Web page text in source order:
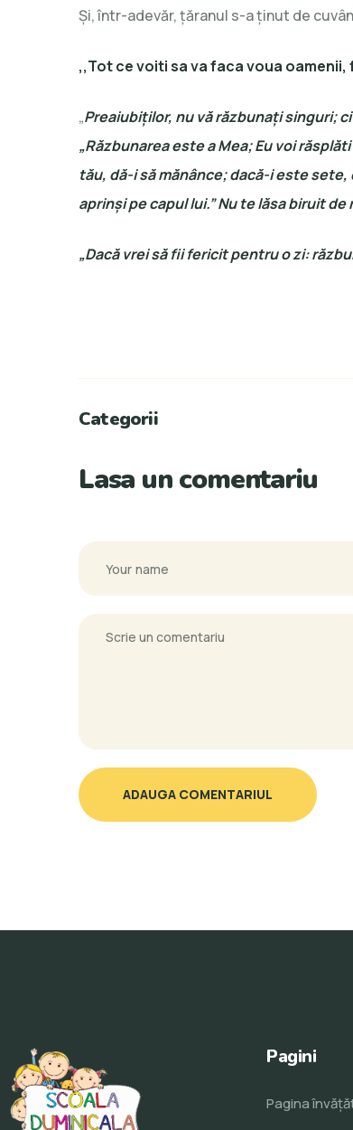
Și, într-adevăr, ţăranul s-a ţinut de
,,Tot ce voiti sa va faca voua oamenii,
„Preaiubiţilor, nu vă răzbunaţi singuri;
„Răzbunarea este a Mea; Eu voi
tău, dă-i să mănânce; dacă-i este
aprinşi pe capul lui.” Nu te lăsa biruit
„Dacă vrei să fii fericit pentru o zi:
Categorii
Lasa un comentariu
ADAUGA COMENTARIUL
Pagini
Pagina